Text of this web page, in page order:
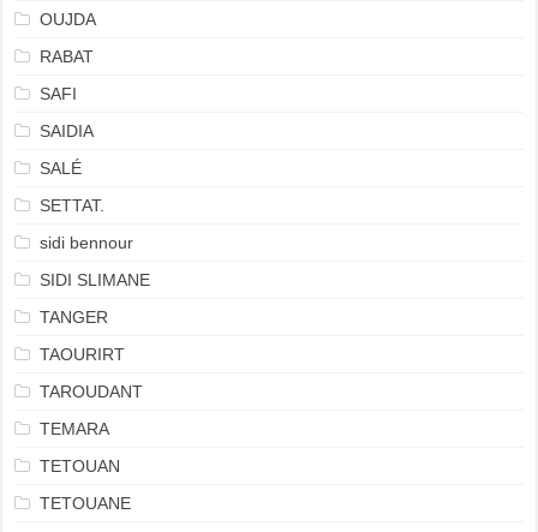
OUJDA
RABAT
SAFI
SAIDIA
SALÉ
SETTAT.
sidi bennour
SIDI SLIMANE
TANGER
TAOURIRT
TAROUDANT
TEMARA
TETOUAN
TETOUANE